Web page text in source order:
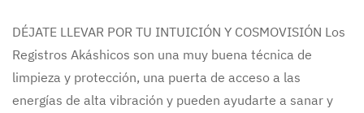
DÉJATE LLEVAR POR TU INTUICIÓN Y COSMOVISIÓN Los
Registros Akáshicos son una muy buena técnica de
limpieza y protección, una puerta de acceso a las
energías de alta vibración y pueden ayudarte a sanar y